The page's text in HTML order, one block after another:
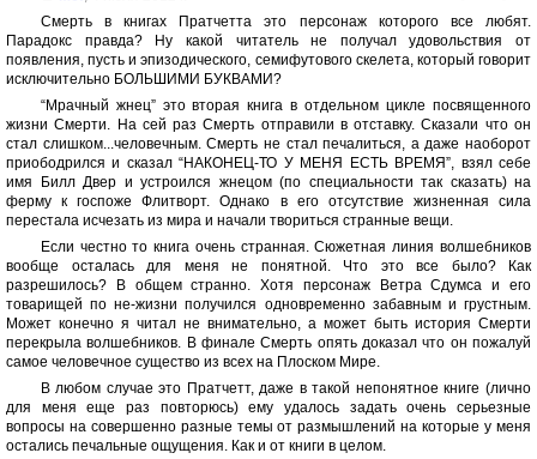
Смерть в книгах Пратчетта это персонаж которого все любят.
Парадокс правда? Ну какой читатель не получал удовольствия от
появления, пусть и эпизодического, семифутового скелета, который говорит
исключительно БОЛЬШИМИ БУКВАМИ?
“Мрачный жнец” это вторая книга в отдельном цикле посвященного
жизни Смерти. На сей раз Смерть отправили в отставку. Сказали что он
стал слишком...человечным. Смерть не стал печалиться, а даже наоборот
приободрился и сказал “НАКОНЕЦ-ТО У МЕНЯ ЕСТЬ ВРЕМЯ”, взял себе
имя Билл Двер и устроился жнецом (по специальности так сказать) на
ферму к госпоже Флитворт. Однако в его отсутствие жизненная сила
перестала исчезать из мира и начали твориться странные вещи.
Если честно то книга очень странная. Сюжетная линия волшебников
вообще осталась для меня не понятной. Что это все было? Как
разрешилось? В общем странно. Хотя персонаж Ветра Сдумса и его
товарищей по не-жизни получился одновременно забавным и грустным.
Может конечно я читал не внимательно, а может быть история Смерти
перекрыла волшебников. В финале Смерть опять доказал что он пожалуй
самое человечное существо из всех на Плоском Мире.
В любом случае это Пратчетт, даже в такой непонятное книге (лично
для меня еще раз повторюсь) ему удалось задать очень серьезные
вопросы на совершенно разные темы от размышлений на которые у меня
остались печальные ощущения. Как и от книги в целом.